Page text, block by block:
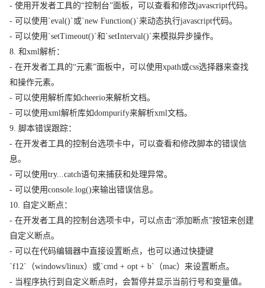
- 使用开发者工具的“控制台”面板，可以查看和修改javascript代码。
- 可以使用`eval()`或`new Function()`来动态执行javascript代码。
- 可以使用`setTimeout()`和`setInterval()`来模拟异步操作。
8. 和xml解析：
- 在开发者工具的“元素”面板中，可以使用xpath或css选择器来查找
和操作元素。
- 可以使用解析库如cheerio来解析文档。
- 可以使用xml解析库如dompurify来解析xml文档。
9. 脚本错误跟踪：
- 在开发者工具的控制台选项卡中，可以查看和修改脚本的错误信
息。
- 可以使用try...catch语句来捕获和处理异常。
- 可以使用console.log()来输出错误信息。
10. 自定义断点：
- 在开发者工具的控制台选项卡中，可以点击“添加断点”按钮来创建
自定义断点。
- 可以在代码编辑器中直接设置断点，也可以通过快捷键
`f12`（windows/linux）或`cmd + opt + b`（mac）来设置断点。
- 当程序执行到自定义断点时，会暂停并显示当前行号和变量值。